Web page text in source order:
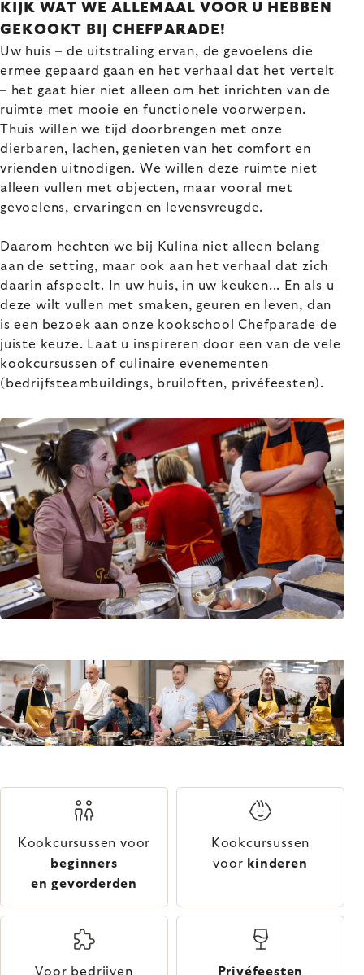
KIJK WAT WE ALLEMAAL VOOR U HEBBEN
GEKOOKT BIJ CHEFPARADE!
Uw huis – de uitstraling ervan, de gevoelens die
ermee gepaard gaan en het verhaal dat het vertelt
– het gaat hier niet alleen om het inrichten van de
ruimte met mooie en functionele voorwerpen.
Thuis willen we tijd doorbrengen met onze
dierbaren, lachen, genieten van het comfort en
vrienden uitnodigen. We willen deze ruimte niet
alleen vullen met objecten, maar vooral met
gevoelens, ervaringen en levensvreugde.
Daarom hechten we bij Kulina niet alleen belang
aan de setting, maar ook aan het verhaal dat zich
daarin afspeelt. In uw huis, in uw keuken... En als u
deze wilt vullen met smaken, geuren en leven, dan
is een bezoek aan onze kookschool Chefparade de
juiste keuze. Laat u inspireren door een van de vele
kookcursussen of culinaire evenementen
(bedrijfsteambuildings, bruiloften, privéfeesten).
Kookcursussen voor
beginners
en gevorderden
Kookcursussen
voor kinderen
Voor bedrijven Privéfeesten